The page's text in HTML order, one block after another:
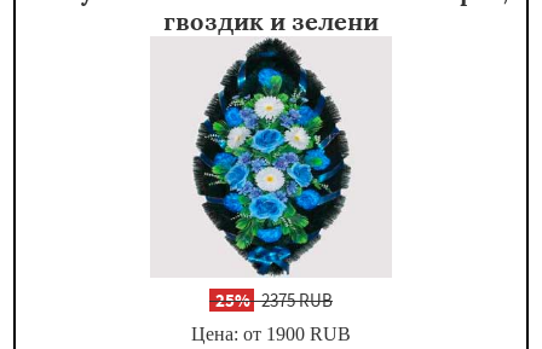
гвоздик и зелени
-25%2375 RUB
Цена: от 1900 RUB